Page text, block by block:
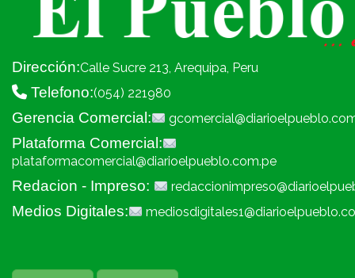
Dirección:Calle Sucre 213, Arequipa, Peru
Telefono:(054) 221980
Gerencia Comercial:
Plataforma Comercial:
plataformacomercial@diarioelpueblo.com.pe
Redacion - Impreso:
Medios Digitales: